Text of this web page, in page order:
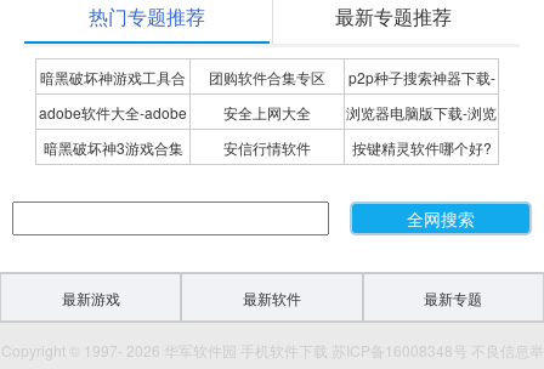
热门专题推荐 最新专题推荐
暗黑破坏神游戏工具合
集
团购软件合集专区
p2p种子搜索神器下载-
P2P种子搜索神器专题
adobe软件大全-adobe
全系列软件下载-adobe
安全上网大全
浏览器电脑版下载-浏览
器下载合集
暗黑破坏神3游戏合集 安信行情软件
按键精灵软件哪个好?
最新游戏 最新软件 最新专题
Copyright © 1997- 2026 华军软件园 手机软件下载 苏ICP备16008348号 不良信息举